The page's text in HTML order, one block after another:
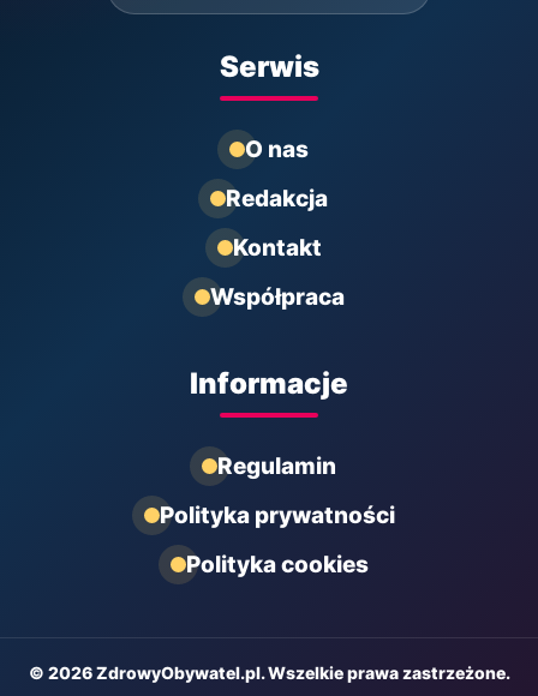
Serwis
O nas
Redakcja
Kontakt
Współpraca
Informacje
Regulamin
Polityka prywatności
Polityka cookies
© 2026 ZdrowyObywatel.pl. Wszelkie prawa zastrzeżone.